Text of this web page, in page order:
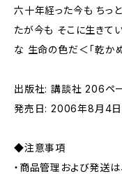
六十年経った今も ちっ
たが今も そこに生きて
な 生命の色だ――＜「乾か
出版社: 講談社 206ペ
発売日: 2006年8月4日
◆注意事項
・商品管理および発送